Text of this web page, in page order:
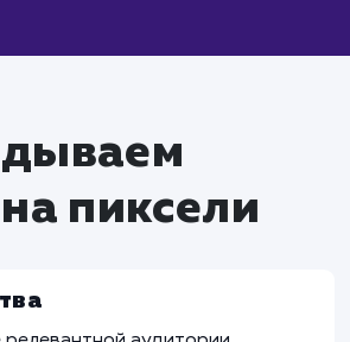
в стоимость
трафик
специалиста